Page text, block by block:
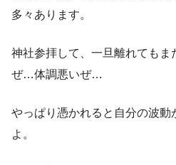
多々あります。
神社参拝して、一旦離れてもま
ぜ…体調悪いぜ…
やっぱり憑かれると自分の波動
よ。